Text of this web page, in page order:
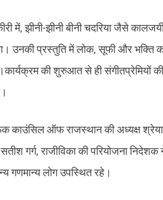
में, झीनी-झीनी बीनी चदरिया जैसे
उनकी प्रस्तुति में लोक, सूफी और भक्ति
की शुरुआत से ही संगीतप्रेमियों
ऑफ राजस्थान की अध्यक्ष श्रेया
गर्ग, राजीविका की परियोजना निदेशक
गणमान्य लोग उपस्थित रहे।